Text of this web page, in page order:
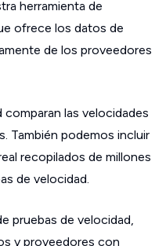
herramienta de
ofrece los datos de
de los proveedores
las velocidades
También podemos incluir
recopilados de millones
de velocidad.
pruebas de velocidad,
y proveedores con